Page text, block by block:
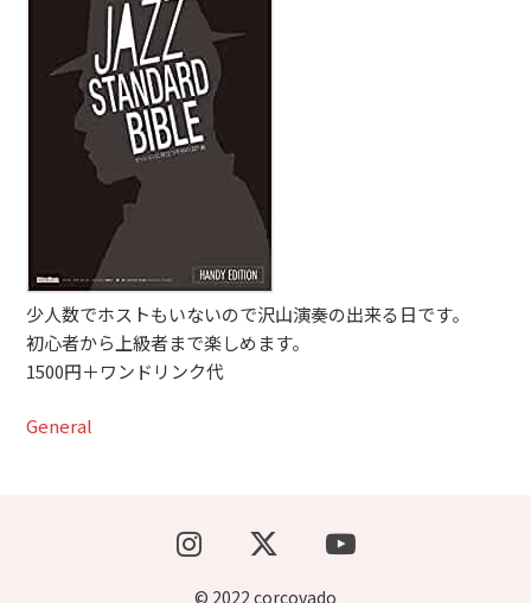
CONTACT
ブッキングライブ出演者募集！！
初心者POPS
少人数でホストもいないので沢山演奏の出来る日です。
初心者から上級者まで楽しめます。
1500円＋ワンドリンク代
General
© 2022 corcovado